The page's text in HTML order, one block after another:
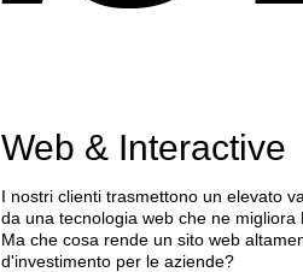
Web & Interactive
I nostri clienti trasmettono un elevato
da una tecnologia web che ne migliora
Ma che cosa rende un sito web
d'investimento per le aziende?